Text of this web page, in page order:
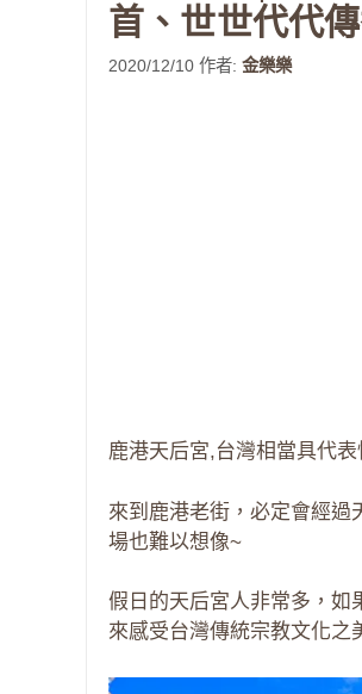
首、世世代代
2020/12/10 作者: 金樂樂
鹿港天后宮,台灣相當具代
來到鹿港老街，必定會經過
場也難以想像~
假日的天后宮人非常多，如
來感受台灣傳統宗教文化之